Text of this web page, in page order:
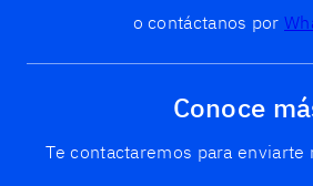
o contáctanos por
Conoce
Te contactaremos para enviarte